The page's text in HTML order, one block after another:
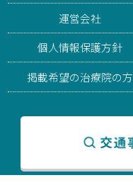
運営会社
個人情報保護方針
掲載希望の治療院の方